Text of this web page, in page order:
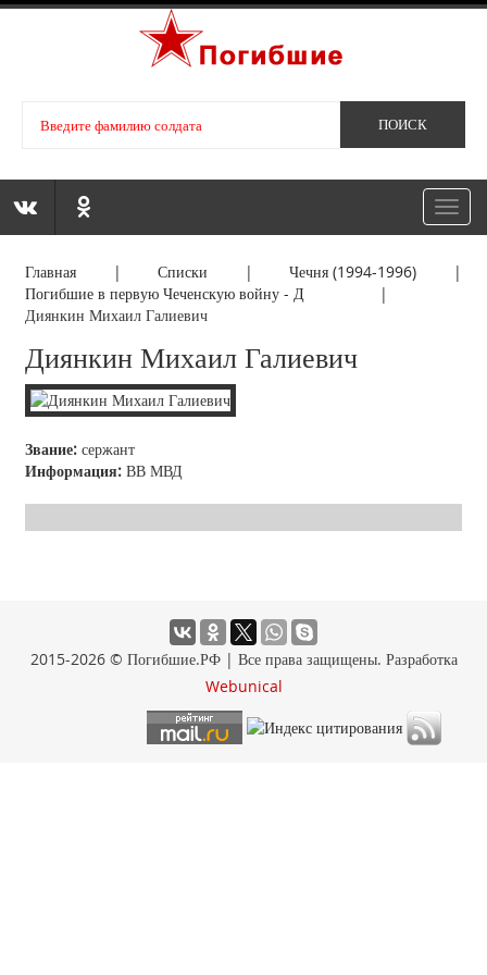
Главная |Списки |Чечня (1994-1996) |
Погибшие в первую Чеченскую войну - Д |
Диянкин Михаил Галиевич
Диянкин Михаил Галиевич
Звание: сержант
Информация: ВВ МВД
2015-2026 © Погибшие.РФ | Все права защищены. Разработка
Webunical